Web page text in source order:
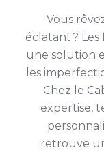
Vous
éclatant ?
une solution
les
Chez le
expertise,
retrouve